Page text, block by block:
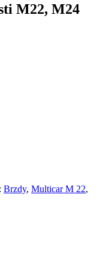
M22, M24
Brzdy, Multicar M 22,